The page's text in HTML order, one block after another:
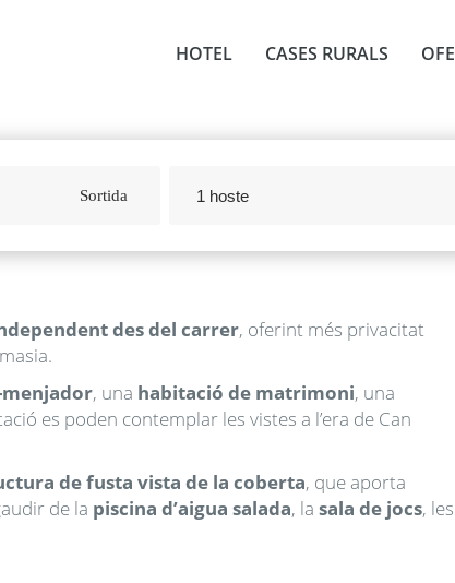
HOTEL CASES RURALS
1 hoste
des del carrer, oferint més privacitat
, una habitació de matrimoni, una
es poden contemplar les vistes a l’era de Can
de fusta vista de la coberta, que aporta
de la piscina d’aigua salada, la sala de jocs, les